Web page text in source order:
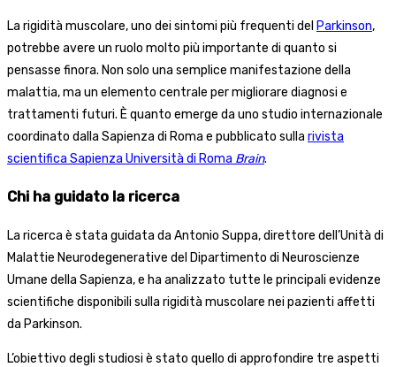
La rigidità muscolare, uno dei sintomi più frequenti del Parkinson,
potrebbe avere un ruolo molto più importante di quanto si
pensasse finora. Non solo una semplice manifestazione della
malattia, ma un elemento centrale per migliorare diagnosi e
trattamenti futuri. È quanto emerge da uno studio internazionale
coordinato dalla Sapienza di Roma e pubblicato sulla rivista
scientifica Sapienza Università di Roma Brain.
Chi ha guidato la ricerca
La ricerca è stata guidata da Antonio Suppa, direttore dell’Unità di
Malattie Neurodegenerative del Dipartimento di Neuroscienze
Umane della Sapienza, e ha analizzato tutte le principali evidenze
scientifiche disponibili sulla rigidità muscolare nei pazienti affetti
da Parkinson.
L’obiettivo degli studiosi è stato quello di approfondire tre aspetti